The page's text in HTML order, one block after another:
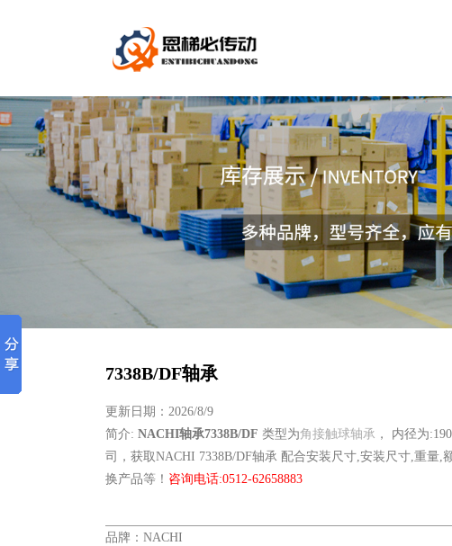
7338B/DF轴承
更新日期：2026/8/9
简介: NACHI轴承7338B/DF 类型为角接触球轴承 ， 内径为
司，获取NACHI 7338B/DF轴承 配合安装尺寸,安装尺寸,重量
换产品等！ 咨询电话:0512-62658883
品牌：NACHI